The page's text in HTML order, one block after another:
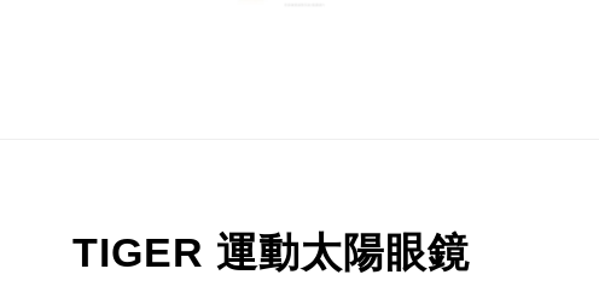
TIGER 運動太陽眼鏡